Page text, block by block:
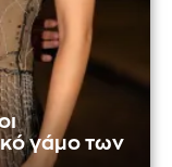
γάμο των